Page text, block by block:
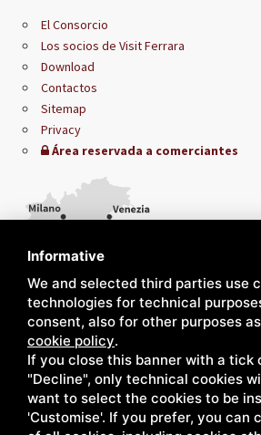
El Consorcio
Los socios de Visit Ferrara
Download
Contactos
Sitemap
Privacy
Área reservada a comerciantes
Informative
We and selected third parties use
technologies for technical
consent, also for other purposes
cookie policy.
If you close this banner with a tick
"Decline", only technical cookies
want to select the cookies to be
'Customise'. If you prefer, you can